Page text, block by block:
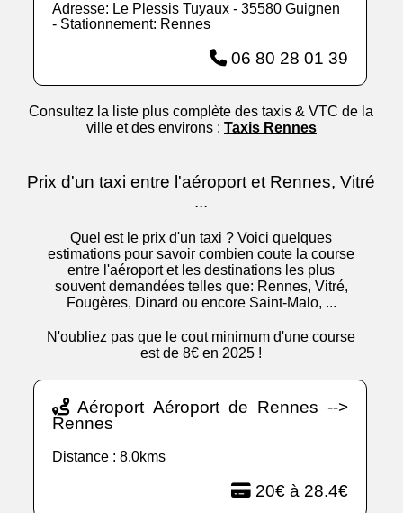
Adresse: Le Plessis Tuyaux - 35580 Guignen
- Stationnement: Rennes
06 80 28 01 39
Consultez la liste plus complète des taxis & VTC de la
ville et des environs : Taxis Rennes
Prix d'un taxi entre l'aéroport et Rennes, Vitré
...
Quel est le prix d'un taxi ? Voici quelques
estimations pour savoir combien coute la course
entre l'aéroport et les destinations les plus
souvent demandées telles que: Rennes, Vitré,
Fougères, Dinard ou encore Saint-Malo, ...
N'oubliez pas que le cout minimum d'une course
est de 8€ en 2025 !
Aéroport Aéroport de Rennes -->
Rennes
Distance : 8.0kms
20€ à 28.4€